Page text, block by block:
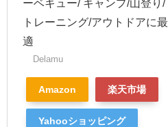
ーベキュー/ キャンプ/山登り/
トレーニング/アウトドアに最
適
Delamu
Amazon 楽天市場
Yahooショッピング